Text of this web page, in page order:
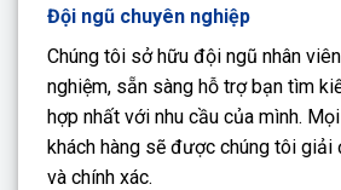
Đội ngũ chuyên nghiệp
Chúng tôi sở hữu đội ngũ nhân
nghiệm, sẵn sàng hỗ trợ bạn tìm
hợp nhất với nhu cầu của mình.
khách hàng sẽ được chúng tôi giải
và chính xác.